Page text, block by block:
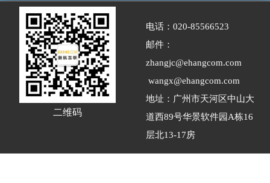
二维码
电话：020-85566523
邮件：
zhangjc@ehangcom.com
wangx@ehangcom.com
地址：广州市天河区中山大
道西89号华景软件园A栋16
层北13-17房